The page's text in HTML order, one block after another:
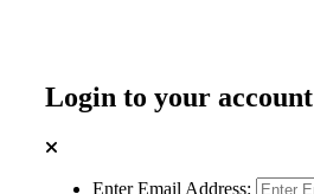
Login to your account
Enter Email Address: